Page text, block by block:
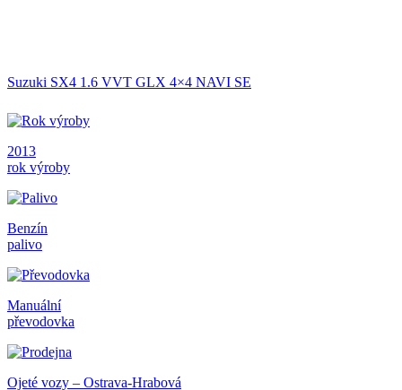
Suzuki SX4 1.6 VVT GLX 4×4 NAVI SE
2013
rok výroby
Benzín
palivo
Manuální
převodovka
Ojeté vozy – Ostrava-Hrabová